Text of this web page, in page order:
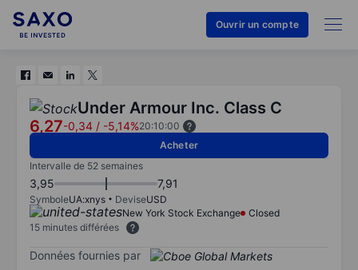
Ouvrir un compte
Under Armour Inc. Class C
6,27-0,34 / -5,14%20:10:00
Acheter
Intervalle de 52 semaines
3,95 7,91
SymboleUA:xnys DeviseUSD
New York Stock Exchange
Closed
15 minutes différées
Données fournies par